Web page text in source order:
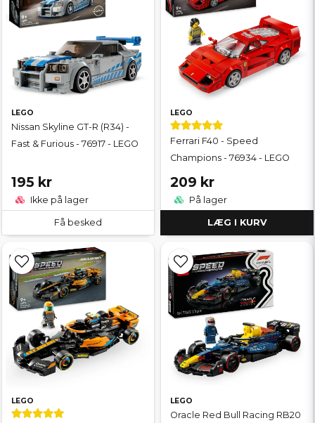
LEGO
Nissan Skyline GT-R (R34) -
Fast & Furious - 76917 - LEGO
195 kr
Ikke på lager
Få besked
LEGO
Ferrari F40 - Speed
Champions - 76934 - LEGO
209 kr
På lager
LÆG I KURV
LEGO LEGO
Oracle Red Bull Racing RB20